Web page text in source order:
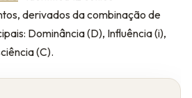
derivados da combinação de
Dominância (D), Influência (i),
(C).